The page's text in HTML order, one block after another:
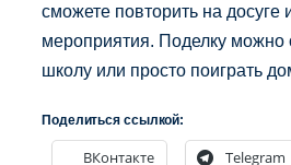
сможете повторить на досуге
мероприятия. Поделку можно
школу или просто поиграть
Поделиться ссылкой:
ВКонтакте Telegram